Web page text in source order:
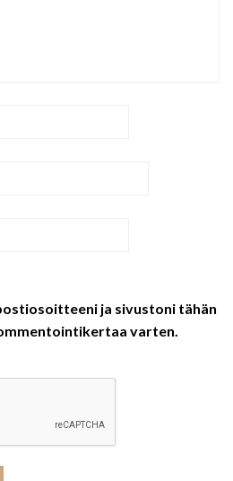
ja sivustoni tähän
varten.